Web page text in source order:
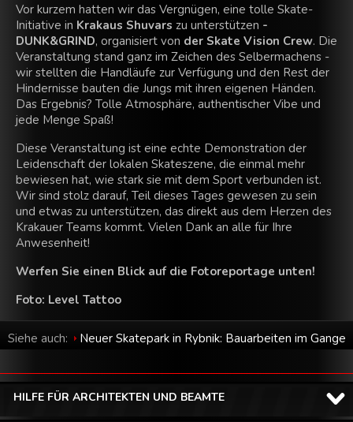
Vor kurzem hatten wir das Vergnügen, eine tolle Skate-
Initiative in Krakaus Shuvars zu unterstützen -
DUNK&GRIND, organisiert von der Skate Vision Crew. Die
Veranstaltung stand ganz im Zeichen des Selbermachens -
wir stellten die Handläufe zur Verfügung und den Rest der
Hindernisse bauten die Jungs mit ihren eigenen Händen.
Das Ergebnis? Tolle Atmosphäre, authentischer Vibe und
jede Menge Spaß!
Diese Veranstaltung ist eine echte Demonstration der
Leidenschaft der lokalen Skateszene, die einmal mehr
bewiesen hat, wie stark sie mit dem Sport verbunden ist.
Wir sind stolz darauf, Teil dieses Tages gewesen zu sein
und etwas zu unterstützen, das direkt aus dem Herzen des
Krakauer Teams kommt. Vielen Dank an alle für Ihre
Anwesenheit!
Werfen Sie einen Blick auf die Fotoreportage unten!
Foto: Level Tattoo
Siehe auch: Neuer Skatepark in Rybnik: Bauarbeiten im Gange
HILFE FÜR ARCHITEKTEN UND BEAMTE